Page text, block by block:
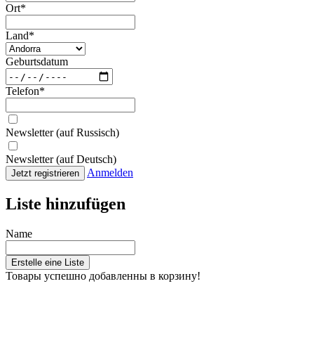
Ort*
Land*
Geburtsdatum
Telefon*
Newsletter (auf Russisch)
Newsletter (auf Deutsch)
Jetzt registrieren Anmelden
Liste hinzufügen
Name
Erstelle eine Liste
Товары успешно добавленны в корзину!